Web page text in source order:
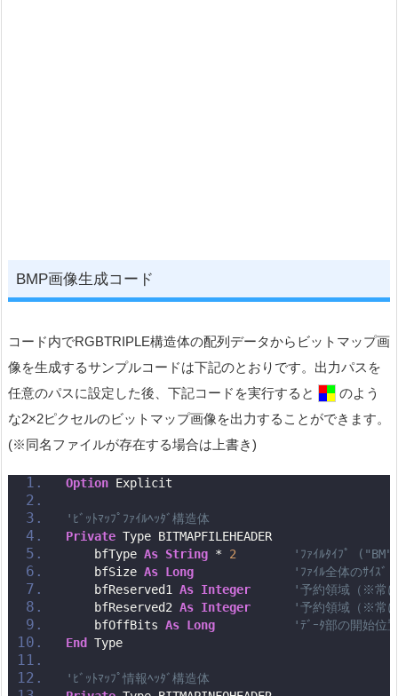
BMP画像生成コード
コード内でRGBTRIPLE構造体の配列データからビットマップ画
像を生成するサンプルコードは下記のとおりです。出力パスを
任意のパスに設定した後、下記コードを実行すると
のよう
な2×2ピクセルのビットマップ画像を出力することができます。
(※同名ファイルが存在する場合は上書き)
Option Explicit
'ﾋﾞｯﾄﾏｯﾌﾟﾌｧｲﾙﾍｯﾀﾞ構造体
Private Type BITMAPFILEHEADER
    bfType
As String * 2
'ﾌｧｲﾙﾀｲﾌﾟ
    bfSize
As Long
'ﾌｧｲﾙ全体のｻｲｽﾞ
    bfReserved1
As Integer
'予約領域（※常
    bfReserved2
As Integer
'予約領域（※常
    bfOffBits
As Long
'ﾃﾞｰﾀ部の開始位
End Type
'ﾋﾞｯﾄﾏｯﾌﾟ情報ﾍｯﾀﾞ構造体